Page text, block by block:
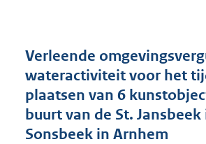
r
o
t
t
Verleende
wateractiviteit voor het
plaatsen van 6
buurt van de St.
Sonsbeek in Arnhem